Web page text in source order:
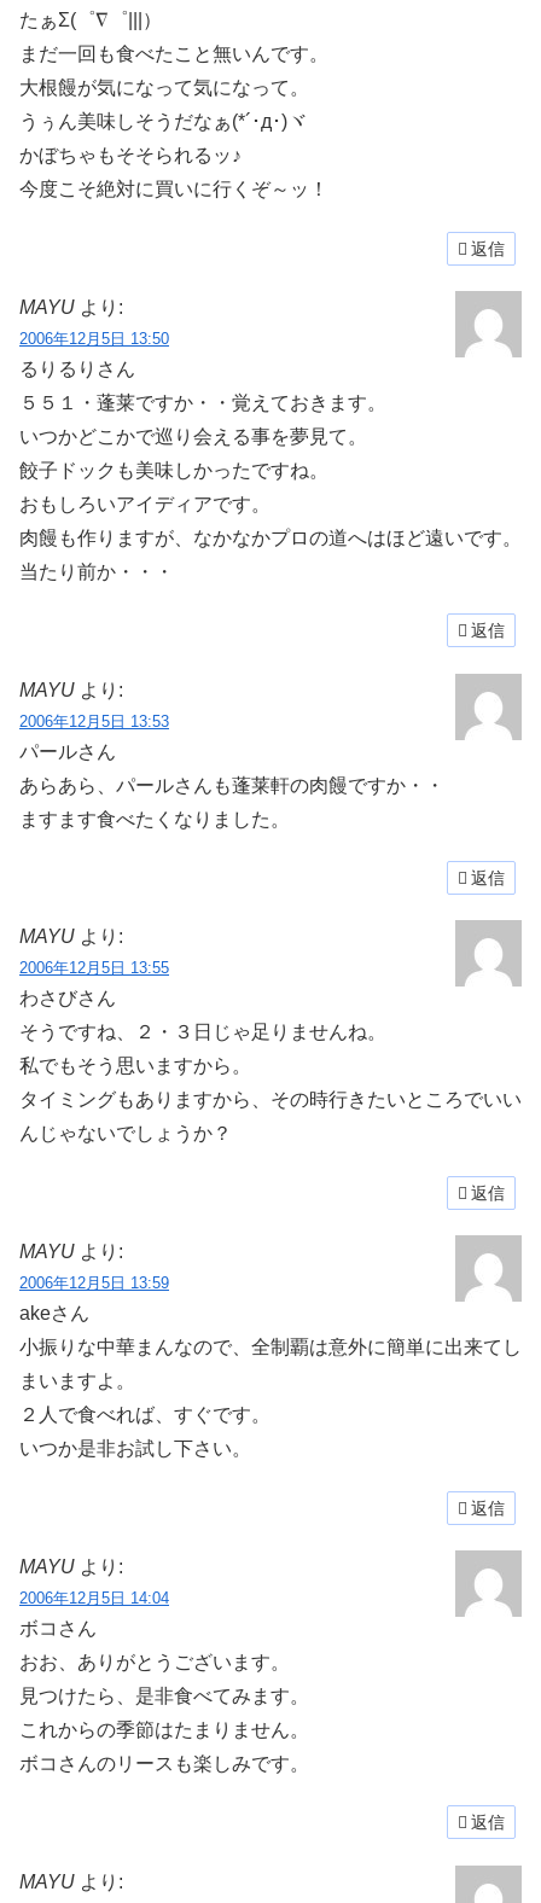
たぁΣ(゜∇゜|||）
まだ一回も食べたこと無いんです。
大根饅が気になって気になって。
うぅん美味しそうだなぁ(*´･д･)ヾ
かぼちゃもそそられるッ♪
今度こそ絶対に買いに行くぞ～ッ！
返信
MAYU より:
2006年12月5日 13:50
るりるりさん
５５１・蓬莱ですか・・覚えておきます。
いつかどこかで巡り会える事を夢見て。
餃子ドックも美味しかったですね。
おもしろいアイディアです。
肉饅も作りますが、なかなかプロの道へはほど遠いです。
当たり前か・・・
返信
MAYU より:
2006年12月5日 13:53
パールさん
あらあら、パールさんも蓬莱軒の肉饅ですか・・
ますます食べたくなりました。
返信
MAYU より:
2006年12月5日 13:55
わさびさん
そうですね、２・３日じゃ足りませんね。
私でもそう思いますから。
タイミングもありますから、その時行きたいところでいい
んじゃないでしょうか？
返信
MAYU より:
2006年12月5日 13:59
akeさん
小振りな中華まんなので、全制覇は意外に簡単に出来てし
まいますよ。
２人で食べれば、すぐです。
いつか是非お試し下さい。
返信
MAYU より:
2006年12月5日 14:04
ボコさん
おお、ありがとうございます。
見つけたら、是非食べてみます。
これからの季節はたまりません。
ボコさんのリースも楽しみです。
返信
MAYU より: